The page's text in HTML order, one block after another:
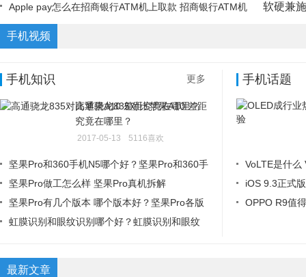
Apple pay怎么在招商银行ATM机上取款 招商银行ATM机
Apple Pay取款流程
娱乐体验
软硬兼
手机视频
手机知识 更多
高通骁龙835对比苹果A10 差距
究竟在哪里？
2017-05-13 5116喜欢
坚果Pro和360手机N5哪个好？坚果Pro和360手
机N5区别对比
坚果Pro做工怎么样 坚果Pro真机拆解
坚果Pro有几个版本 哪个版本好？坚果Pro各版
本的区别
虹膜识别和眼纹识别哪个好？虹膜识别和眼纹
手机话题
VoLTE是什么
iOS 9.3正式
OPPO R9值
最新文章